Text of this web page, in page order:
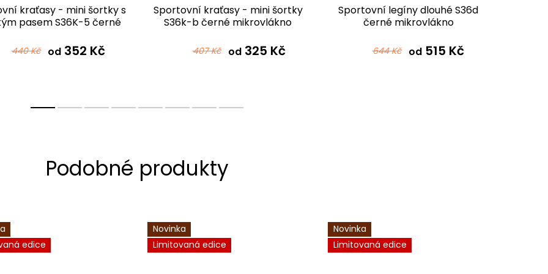
kraťasy - mini šortky s
pasem S36K-5 černé
440 Kč od352 Kč
Sportovní kraťasy - mini šortky
S36k-b černé mikrovlákno
407 Kč od325 Kč
Sportovní legíny dlouhé S36d
černé mikrovlákno
644 Kč od515 Kč
edice
Novinka
Limitovaná edice
Novinka
Limitovaná edice